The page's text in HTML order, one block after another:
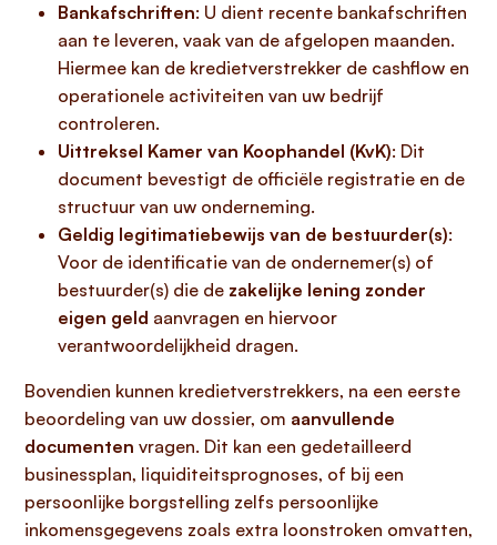
Bankafschriften: U dient recente bankafschriften
aan te leveren, vaak van de afgelopen maanden.
Hiermee kan de kredietverstrekker de cashflow en
operationele activiteiten van uw bedrijf
controleren.
Uittreksel Kamer van Koophandel (KvK): Dit
document bevestigt de officiële registratie en de
structuur van uw onderneming.
Geldig legitimatiebewijs van de bestuurder(s):
Voor de identificatie van de ondernemer(s) of
bestuurder(s) die de zakelijke lening zonder
eigen geld aanvragen en hiervoor
verantwoordelijkheid dragen.
Bovendien kunnen kredietverstrekkers, na een eerste
beoordeling van uw dossier, om aanvullende
documenten vragen. Dit kan een gedetailleerd
businessplan, liquiditeitsprognoses, of bij een
persoonlijke borgstelling zelfs persoonlijke
inkomensgegevens zoals extra loonstroken omvatten,